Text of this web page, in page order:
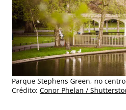
Parque Stephens Green, no
Crédito: Conor Phelan /